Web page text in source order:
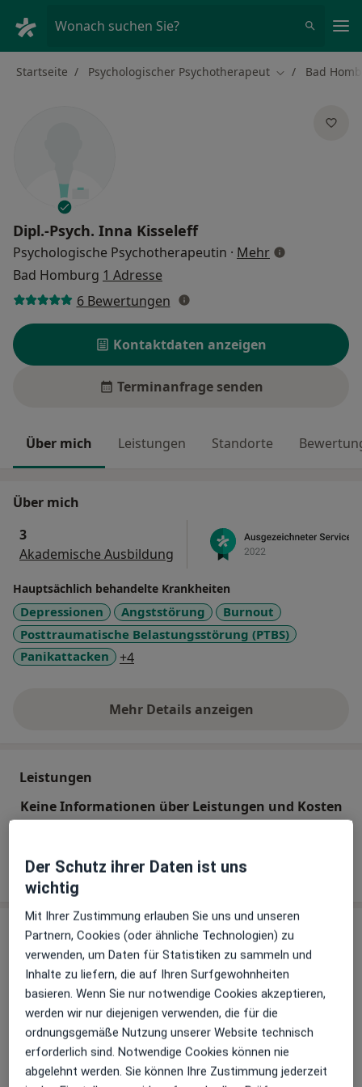
Wonach suchen Sie?
Startseite Psychologischer Psychotherapeut Stadt ändern
Bad
Dipl.-Psych. Inna Kisseleff
Psychologische Psychotherapeutin · Mehrüber
Bad Homburg 1 Adresse
6 Bewertungen
Kontaktdaten anzeigen
Terminanfrage senden
Über mich Leistungen Standorte
Über mich
3
Akademische Ausbildung
Hauptsächlich behandelte Krankheiten
Depressionen Angststörung
Burnout
Posttraumatische Belastungsstörung (PTBS)
Panikattacken
+4a11y_sr_more_diseases
Mehr Details anzeigen
über Erfahrungen
Leistungen
Keine Informationen über Leistungen und Kosten
Praxis
Praxis Inna Kisseleff Kinder- und
Jugendlichenpsychotherapeutin
Louisenstr. 67,61348Bad Homburg
Privatpraxis
Zu Google Maps
Der Schutz ihrer Daten ist uns
wichtig
Mit Ihrer Zustimmung erlauben Sie uns und unseren
Partnern, Cookies (oder ähnliche Technologien) zu
verwenden, um Daten für Statistiken zu sammeln und
Inhalte zu liefern, die auf Ihren Surfgewohnheiten
basieren. Wenn Sie nur notwendige Cookies akzeptieren,
werden wir nur diejenigen verwenden, die für die
ordnungsgemäße Nutzung unserer Website technisch
erforderlich sind. Notwendige Cookies können nie
abgelehnt werden. Sie können Ihre Zustimmung jederzeit